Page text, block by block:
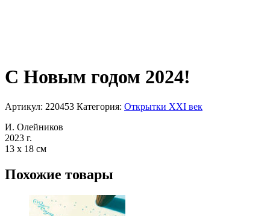
С Новым годом 2024!
Артикул: 220453 Категория: Открытки XXI век
И. Олейников
2023 г.
13 х 18 см
Похожие товары